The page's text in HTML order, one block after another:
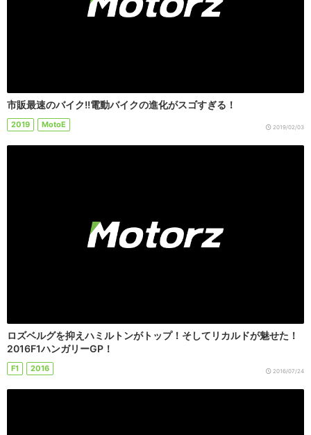
市販最速のバイク!!電動バイクの進化がスゴすぎる！
2019 MotoE 2019/02/03
ロズベルグを抑えハミルトンがトップ！そしてリカルドが魅せた！
2016F1ハンガリーGP！
F1 2016 2016/07/24